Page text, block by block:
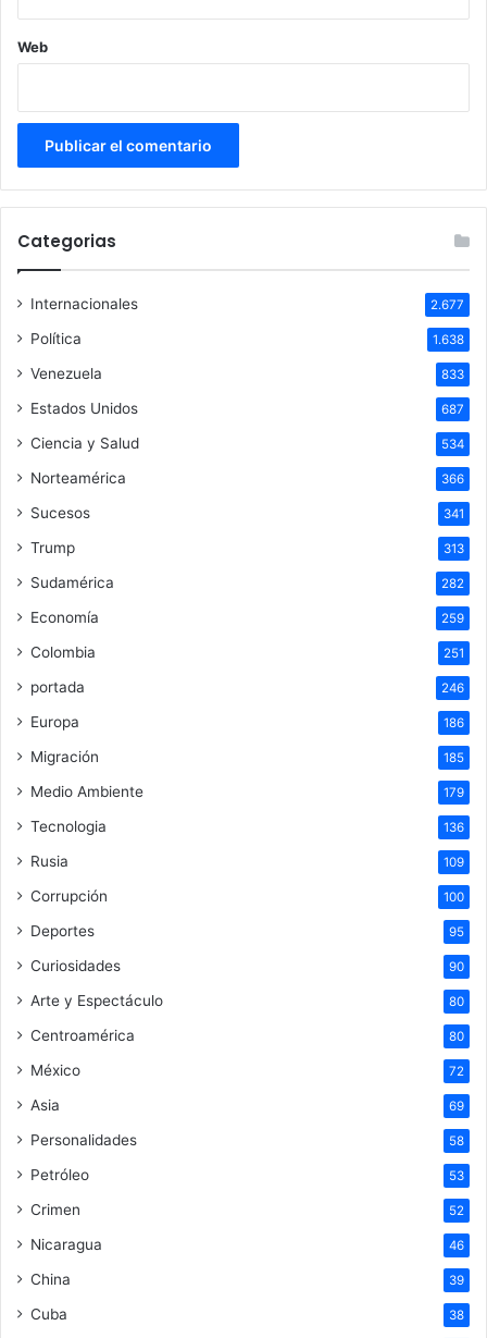
Web
Categorias
Internacionales 2.677
Política 1.638
Venezuela 833
Estados Unidos 687
Ciencia y Salud 534
Norteamérica 366
Sucesos 341
Trump 313
Sudamérica 282
Economía 259
Colombia 251
portada 246
Europa 186
Migración 185
Medio Ambiente 179
Tecnologia 136
Rusia 109
Corrupción 100
Deportes 95
Curiosidades 90
Arte y Espectáculo 80
Centroamérica 80
México 72
Asia 69
Personalidades 58
Petróleo 53
Crimen 52
Nicaragua 46
China 39
Cuba 38